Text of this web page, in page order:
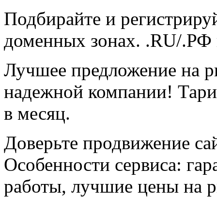
Подбирайте и
доменных зонах. .RU/.РФ
Лучшее предложение на
надежной компании!
в месяц.
Доверьте продвижение
Особенности сервиса:
работы, лучшие цены на